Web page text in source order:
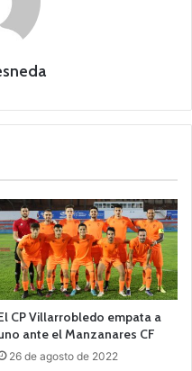
CP Villarrobledo empata a
ante el Manzanares CF
26 de agosto de 2022